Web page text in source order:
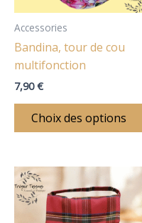
Accessories
Bandina, tour de cou
multifonction
7,90€
Choix des options